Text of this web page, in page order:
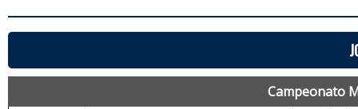
Campeonato